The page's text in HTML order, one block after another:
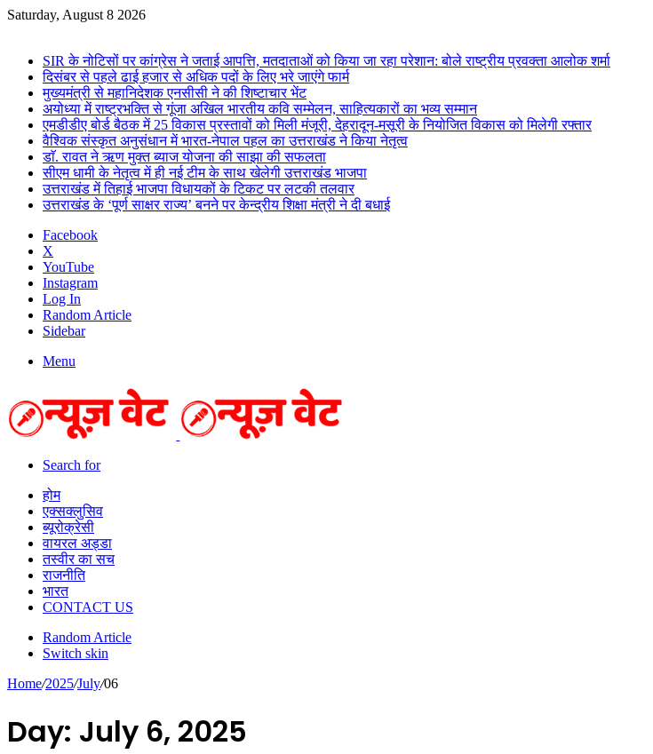
Saturday, August 8 2026
SIR के नोटिसों पर कांग्रेस ने जताई आपत्ति, मतदाताओं को किया जा रहा परेशान: बोले राष्ट्रीय प्रवक्ता आलोक शर्मा
दिसंबर से पहले ढाई हजार से अधिक पदों के लिए भरे जाएंगे फार्म
मुख्यमंत्री से महानिदेशक एनसीसी ने की शिष्टाचार भेंट
अयोध्या में राष्ट्रभक्ति से गूंजा अखिल भारतीय कवि सम्मेलन, साहित्यकारों का भव्य सम्मान
एमडीडीए बोर्ड बैठक में 25 विकास प्रस्तावों को मिली मंजूरी, देहरादून-मसूरी के नियोजित विकास को मिलेगी रफ्तार
वैश्विक संस्कृत अनुसंधान में भारत-नेपाल पहल का उत्तराखंड ने किया नेतृत्व
डाॅ. रावत ने ऋण मुक्त ब्याज योजना की साझा की सफलता
सीएम धामी के नेतृत्व में ही नई टीम के साथ खेलेगी उत्तराखंड भाजपा
उत्तराखंड में तिहाई भाजपा विधायकों के टिकट पर लटकी तलवार
उत्तराखंड के ‘पूर्ण साक्षर राज्य’ बनने पर केन्द्रीय शिक्षा मंत्री ने दी बधाई
Facebook
X
YouTube
Instagram
Log In
Random Article
Sidebar
Menu
Search for
होम
एक्सक्लुसिव
ब्यूरोक्रेसी
वायरल अड्डा
तस्वीर का सच
राजनीति
भारत
CONTACT US
Random Article
Switch skin
Home/2025/July/06
Day: July 6, 2025